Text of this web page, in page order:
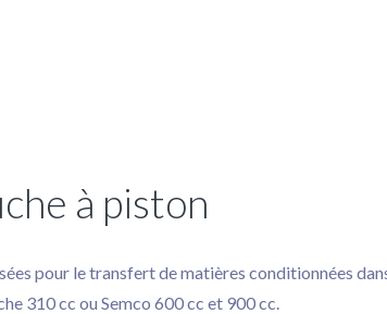
à piston
pour le transfert de matières conditionnées
310 cc ou Semco 600 cc et 900 cc.